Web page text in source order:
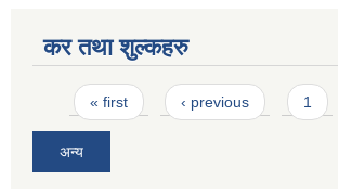
कर तथा शुल्कहरु
Pages
« first ‹ previous 1
अन्य